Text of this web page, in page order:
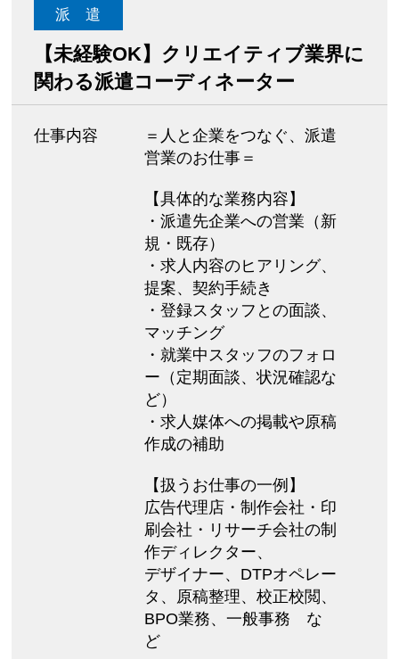
派 遣
【未経験OK】クリエイティブ業界に
関わる派遣コーディネーター
仕事内容
＝人と企業をつなぐ、派遣
営業のお仕事＝
【具体的な業務内容】
・派遣先企業への営業（新
規・既存）
・求人内容のヒアリング、
提案、契約手続き
・登録スタッフとの面談、
マッチング
・就業中スタッフのフォロ
ー（定期面談、状況確認な
ど）
・求人媒体への掲載や原稿
作成の補助
【扱うお仕事の一例】
広告代理店・制作会社・印
刷会社・リサーチ会社の制
作ディレクター、
デザイナー、DTPオペレー
タ、原稿整理、校正校閲、
BPO業務、一般事務 な
ど